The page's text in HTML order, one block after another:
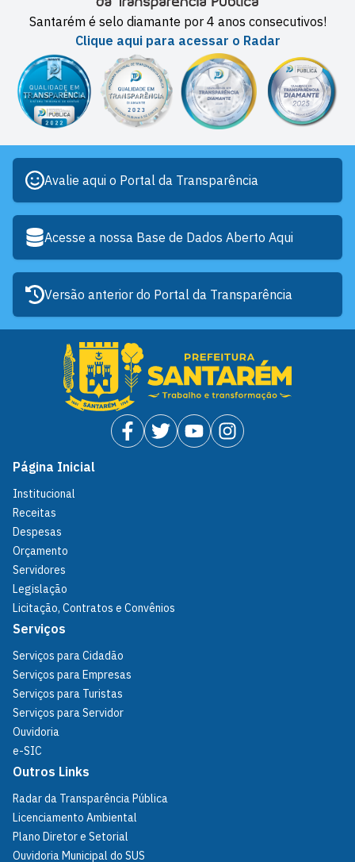
Santarém é selo diamante por 4 anos consecutivos!
Clique aqui para acessar o Radar
Avalie aqui o Portal da Transparência
Acesse a nossa Base de Dados Aberto Aqui
Versão anterior do Portal da Transparência
Página Inicial
Institucional
Receitas
Despesas
Orçamento
Servidores
Legislação
Licitação, Contratos e Convênios
Serviços
Serviços para Cidadão
Serviços para Empresas
Serviços para Turistas
Serviços para Servidor
Ouvidoria
e-SIC
Outros Links
Radar da Transparência Pública
Licenciamento Ambiental
Plano Diretor e Setorial
Ouvidoria Municipal do SUS